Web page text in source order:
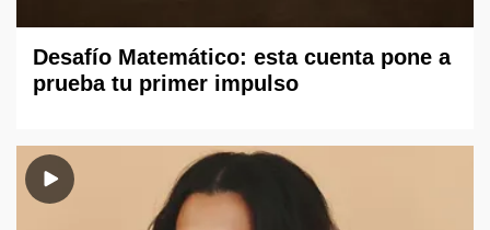
Desafío Matemático: esta cuenta pone a
prueba tu primer impulso